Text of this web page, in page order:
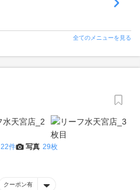
全てのメニューを見る
22件 写真 29枚
クーポン有